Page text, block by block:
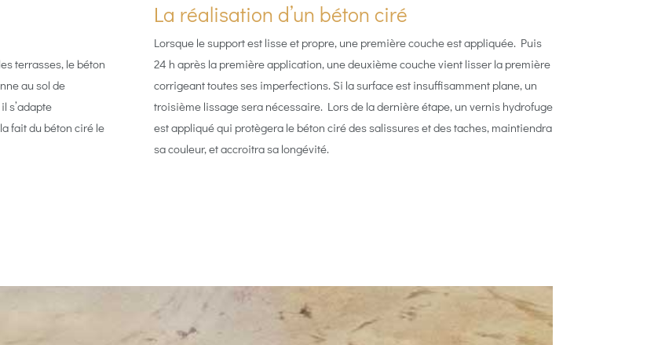
terrasses, le béton
au sol de
s’adapte
fait du béton ciré le
La réalisation d’un béton ciré
Lorsque le support est lisse et propre, une première couche est appliquée. Puis
24 h après la première application, une deuxième couche vient lisser la première
corrigeant toutes ses imperfections. Si la surface est insuffisamment plane, un
troisième lissage sera nécessaire. Lors de la dernière étape, un vernis hydrofuge
est appliqué qui protègera le béton ciré des salissures et des taches, maintiendra
sa couleur, et accroitra sa longévité.